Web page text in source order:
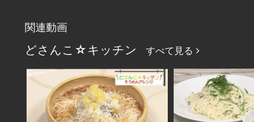
関連動画
どさんこ☆キッチン すべて見る